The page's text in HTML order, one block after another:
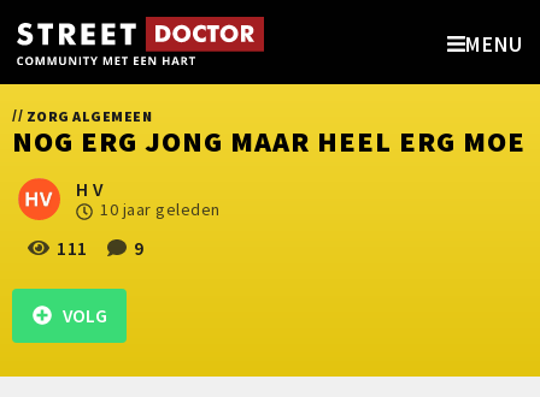
MENU
// ZORG ALGEMEEN
NOG ERG JONG MAAR HEEL ERG MOE
H V
10 jaar geleden
111 9
VOLG